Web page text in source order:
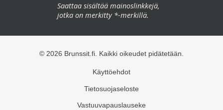
Saattaa sisältää mainoslinkkejä,
jotka on merkitty *-merkillä.
© 2026 Brunssit.fi. Kaikki oikeudet pidätetään.
Käyttöehdot
Tietosuojaseloste
Vastuuvapauslauseke